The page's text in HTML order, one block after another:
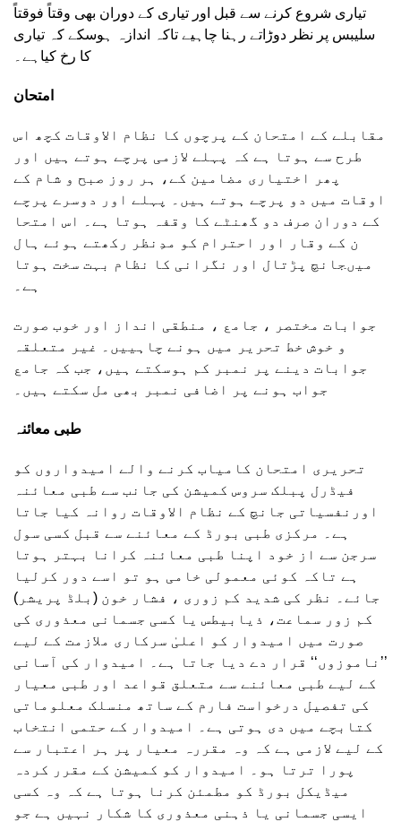
تیاری شروع کرنے سے قبل اور تیاری کے دوران بھی وقتاً فوقتاً
سلیبس پر نظر دوڑاتے رہنا چاہیے تاکہ اندازہ ہوسکے کہ تیاری
کا رخ کیاہے۔
امتحان
مقابلے کے امتحان کے پرچوں کا نظام الاوقات کچھ اس
طرح سے ہوتا ہے کہ پہلے لازمی پرچے ہوتے ہیں اور
پھر اختیاری مضامین کے، ہر روز صبح و شام کے
اوقات میں دو پرچے ہوتے ہیں۔ پہلے اور دوسرے پرچے
کے دوران صرف دو گھنٹے کا وقفہ ہوتا ہے۔ اس امتحا
ن کے وقار اور احترام کو مدِنظر رکھتے ہوئے ہال
میںجانچ پڑتال اور نگرانی کا نظام بہت سخت ہوتا
ہے۔
جوابات مختصر ، جامع ، منطقی انداز اور خوب صورت
و خوش خط تحریر میں ہونے چاہییں۔ غیر متعلقہ
جوابات دینے پر نمبر کم ہوسکتے ہیں، جب کہ جامع
جواب ہونے پر اضافی نمبر بھی مل سکتے ہیں۔
طبی معائنہ
تحریری امتحان کامیاب کرنے والے امیدواروں کو
فیڈرل پبلک سروس کمیشن کی جانب سے طبی معائنہ
اورنفسیاتی جانچ کے نظام الاوقات روانہ کیا جاتا
ہے۔ مرکزی طبی بورڈ کے معائنے سے قبل کسی سول
سرجن سے از خود اپنا طبی معائنہ کرانا بہتر ہوتا
ہے تاکہ کوئی معمولی خامی ہو تو اسے دور کرلیا
جائے۔ نظر کی شدید کم زوری ، فشار خون (بلڈ پریشر)
کم زور سماعت، ذیابیطس یا کسی جسمانی معذوری کی
صورت میں امیدوار کو اعلیٰ سرکاری ملازمت کے لیے
’’ناموزوں‘‘ قرار دے دیا جاتا ہے۔ امیدوار کی آسانی
کے لیے طبی معائنے سے متعلق قواعد اور طبی معیار
کی تفصیل درخواست فارم کے ساتھ منسلک معلوماتی
کتابچے میں دی ہوتی ہے۔ امیدوار کے حتمی انتخاب
کے لیے لازمی ہے کہ وہ مقررہ معیار پر ہر اعتبار سے
پورا ترتا ہو۔ امیدوار کو کمیشن کے مقرر کردہ
میڈیکل بورڈ کو مطمئن کرنا ہوتا ہے کہ وہ کسی
ایسی جسمانی یا ذہنی معذوری کا شکار نہیں ہے جو